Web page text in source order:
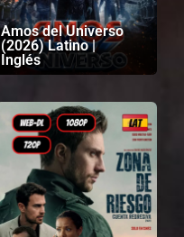
Amos del Universo
(2026) Latino |
Inglés